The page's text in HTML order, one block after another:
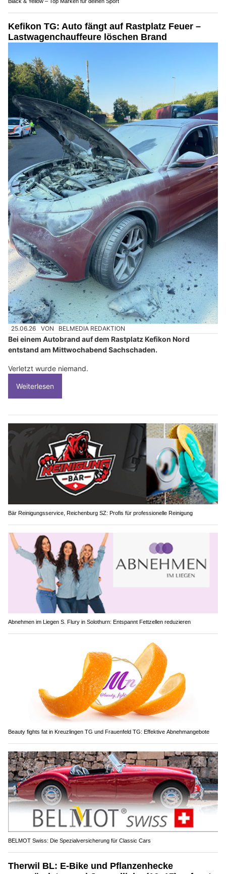
Kefikon TG: Auto fängt auf Rastplatz Feuer –
Lastwagenchauffeure löschen Brand
25.06.26 VON BELMEDIA REDAKTION
Bei einem Autobrand auf dem Rastplatz Kefikon Nord
entstand am Mittwochabend Sachschaden.
Verletzt wurde niemand.
Weiterlesen
Bär Reinigungsservice, Reichenburg SZ: Profis für professionelle Reinigung
Abnehmen im Liegen S. Flury in Solothurn: Entspannt Fettzellen reduzieren
Beauty fights fat in Kreuzlingen TG und Frauenfeld TG: Effektive Abnehmangebote
BELMOT Swiss: Die Spezialversicherung für Classic Cars
Therwil BL: E-Bike und Pflanzenhecke